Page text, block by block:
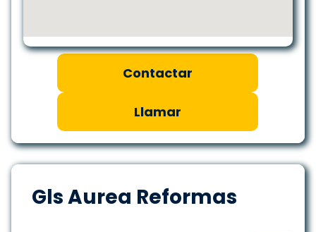
Contactar
Llamar
Gls Aurea Reformas